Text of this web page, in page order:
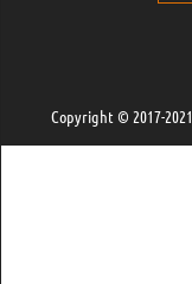
Copyright © 2017-2021.